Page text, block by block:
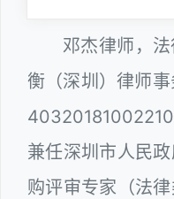
邓杰律师，
衡（深圳）律师
兼任深圳市人民
购评审专家（法